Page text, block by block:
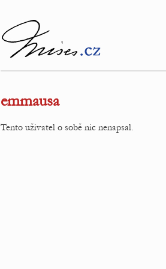
emmausa
Tento uživatel o sobě nic nenapsal.